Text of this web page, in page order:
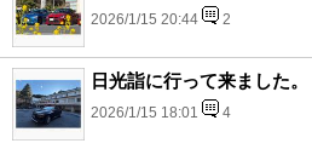
2026/1/15 20:44 2
日光詣に行って来ました。
2026/1/15 18:01 4